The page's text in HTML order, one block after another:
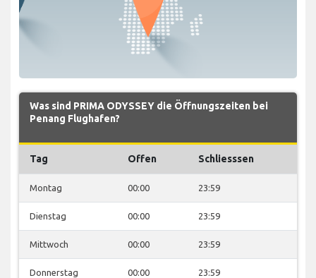
Was sind PRIMA ODYSSEY die Öffnungszeiten bei
Penang Flughafen?
Tag Offen Schliesssen
Montag 00:00 23:59
Dienstag 00:00 23:59
Mittwoch 00:00 23:59
Donnerstag 00:00 23:59